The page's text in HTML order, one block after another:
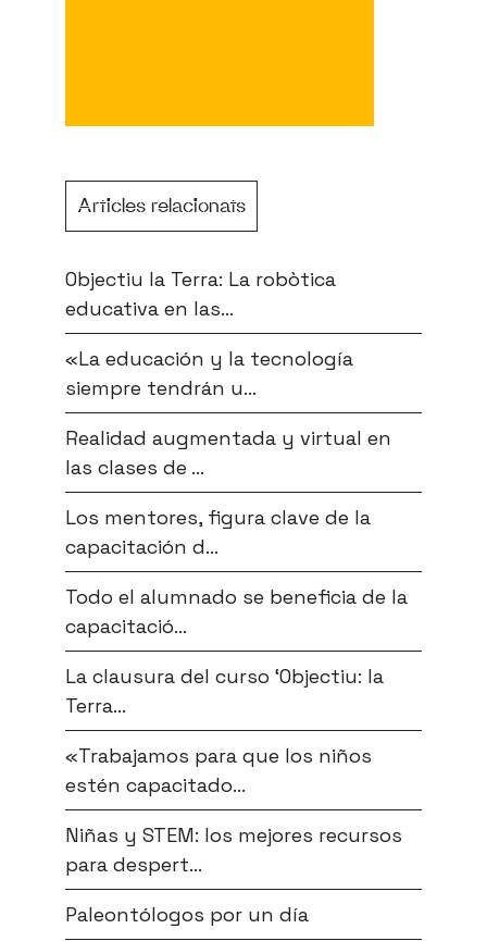
Articles relacionats
Objectiu la Terra: La robòtica
educativa en las...
«La educación y la tecnología
siempre tendrán u...
Realidad augmentada y virtual en
las clases de ...
Los mentores, figura clave de la
capacitación d...
Todo el alumnado se beneficia de la
capacitació...
La clausura del curso ‘Objectiu: la
Terra...
«Trabajamos para que los niños
estén capacitado...
Niñas y STEM: los mejores recursos
para despert...
Paleontólogos por un día